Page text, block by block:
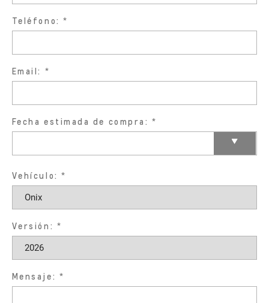
Teléfono:
Email:
Fecha estimada de compra:
Vehículo:
Versión:
Mensaje: